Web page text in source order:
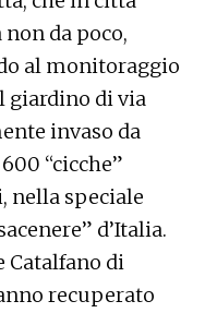
da poco,
al monitoraggio
giardino di via
invaso da
“cicche”
nella speciale
d’Italia.
Catalfano di
recuperato